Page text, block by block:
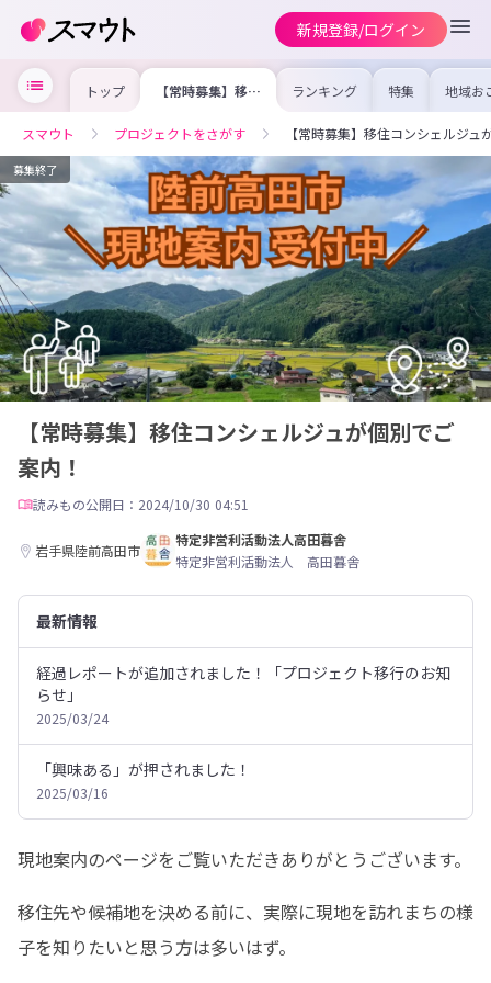
新規登録/ログイン
トップ 【常時募集】移住
コンシェルジュが
ランキング 特集 地域お
の求
を集め
事内容
を比較
合った
スマウト プロジェクトをさがす 【常時募集】移住コンシェルジュ
募集終了
【常時募集】移住コンシェルジュが個別でご
案内！
読みもの公開日：2024/10/30 04:51
岩手県陸前高田市
特定非営利活動法人高田暮舎
特定非営利活動法人 高田暮舎
最新情報
経過レポートが追加されました！「プロジェクト移行のお知
らせ」
2025/03/24
「興味ある」が押されました！
2025/03/16
現地案内のページをご覧いただきありがとうございます。
移住先や候補地を決める前に、実際に現地を訪れまちの様
子を知りたいと思う方は多いはず。